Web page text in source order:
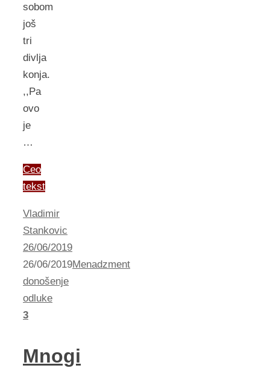
sobom
još
tri
divlja
konja.
,,Pa
ovo
je
…
Ceo
tekst
Vladimir
Stankovic
26/06/2019
26/06/2019Menadzment
donošenje
odluke
3
Mnogi